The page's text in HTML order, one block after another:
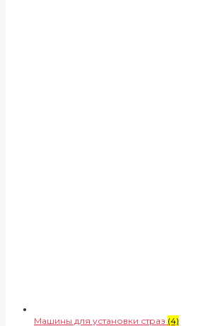
Машины для установки страз (4)